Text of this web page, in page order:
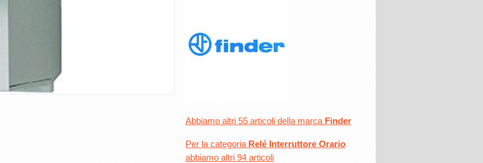
Abbiamo altri 55 articoli della marca Finder
Per la categoria Relé Interruttore Orario
abbiamo altri 94 articoli